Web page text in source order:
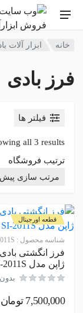
خانه ابزار آلات
فرز بادی
فیلتر ها
all 3 results
ترتیب فروشگاه
شناسه محصول :
قطعه اورجینال
فرز انگشتی بادی
ژاپن مدل SI-2011S
7,500,000 تومان